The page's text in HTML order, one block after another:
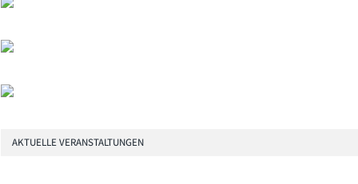
AKTUELLE VERANSTALTUNGEN